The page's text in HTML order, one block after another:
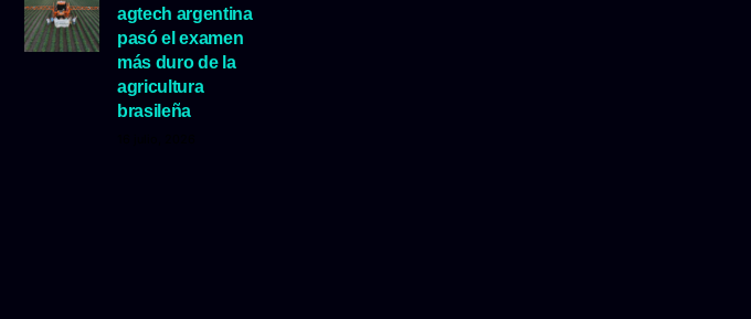
agtech argentina
pasó el examen
más duro de la
agricultura
brasileña